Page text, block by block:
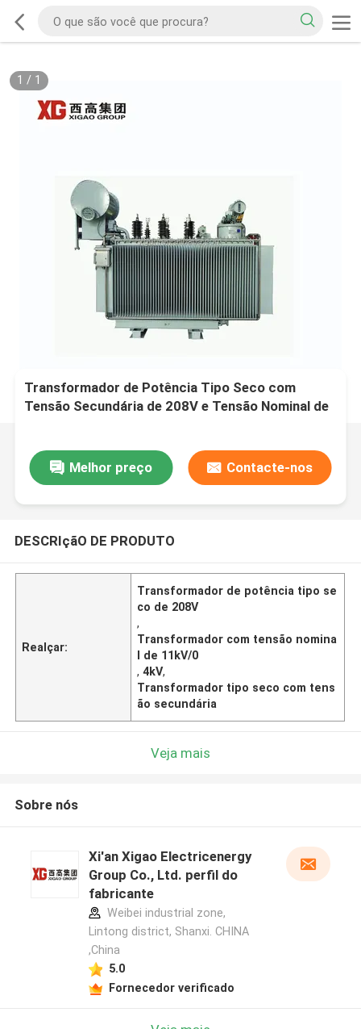
1 / 1
Transformador de Potência Tipo Seco com
Tensão Secundária de 208V e Tensão Nominal de
Melhor preço Contacte-nos
DESCRIçãO DE PRODUTO
Realçar:
Transformador de potência tipo se
co de 208V
,
Transformador com tensão nomina
l de 11kV/0
,4kV,
Transformador tipo seco com tens
ão secundária
Veja mais
Sobre nós
Xi'an Xigao Electricenergy
Group Co., Ltd. perfil do
fabricante
Weibei industrial zone,
Lintong district, Shanxi. CHINA
,China
5.0
Fornecedor verificado